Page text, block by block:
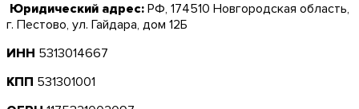
Юридический адрес: РФ, 174510 Новгородская область,
г. Пестово, ул. Гайдара, дом 12Б
ИНН 5313014667
КПП 531301001